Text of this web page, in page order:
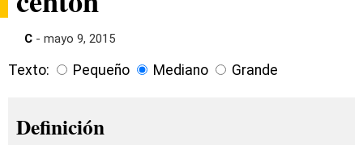
C - mayo 9, 2015
Texto: Pequeño Mediano Grande
Definición